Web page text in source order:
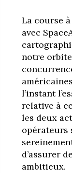
La course à
avec
notre
l’instant
relative à
les deux
opérateurs
d’assurer
ambitieux.